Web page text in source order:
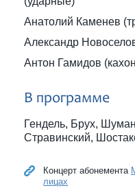
Анатолий Каменев
Александр
Антон Гамидов
В программе
Гендель, Брух,
Стравинский,
Концерт абонемента
лицах